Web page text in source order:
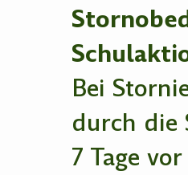
Bei
durch die
7 Tage vor